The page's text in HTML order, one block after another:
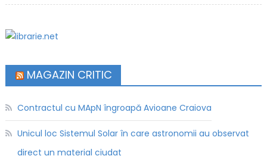
MAGAZIN CRITIC
Contractul cu MApN îngroapă Avioane Craiova
Unicul loc Sistemul Solar în care astronomii au observat
direct un material ciudat